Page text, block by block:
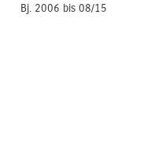
Bj. 2006 bis 08/15